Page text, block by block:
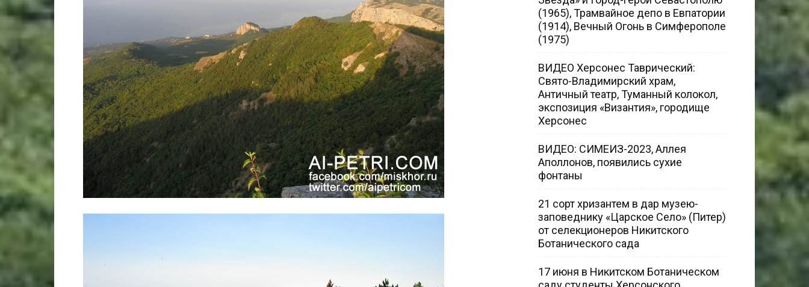
(1965), Трамвайное депо в Евпатории
(1914), Вечный Огонь в Симферополе
(1975)
ВИДЕО Херсонес Таврический:
Свято-Владимирский храм,
Античный театр, Туманный колокол,
экспозиция «Византия», городище
Херсонес
ВИДЕО: СИМЕИЗ-2023, Аллея
Аполлонов, появились сухие
фонтаны
21 сорт хризантем в дар музею-
заповеднику «Царское Село» (Питер)
от селекционеров Никитского
Ботанического сада
17 июня в Никитском Ботаническом